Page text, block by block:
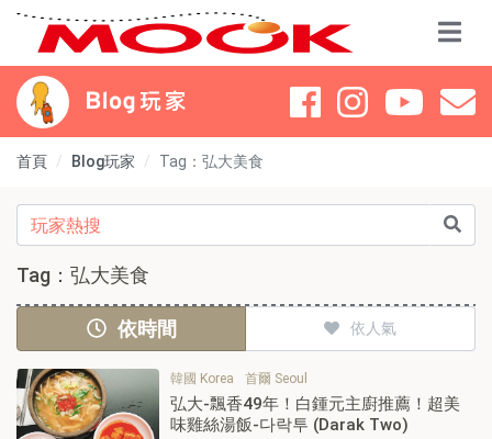
首頁 Blog玩家 Tag：弘大美食
Tag：弘大美食
依時間 依人氣
韓國 Korea 首爾 Seoul
弘大-飄香49年！白鍾元主廚推薦！超美
味雞絲湯飯-다락투 (Darak Two)